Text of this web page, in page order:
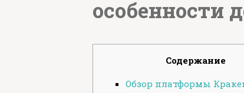
особенности
Содержание
Обзор платформы